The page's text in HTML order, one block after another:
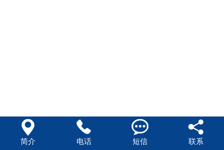

简介

电话

短信

联系